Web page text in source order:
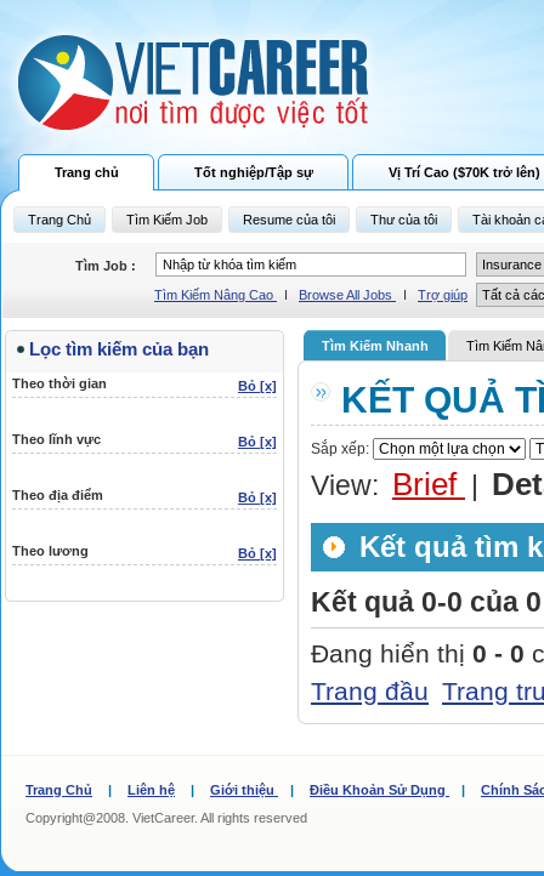
Trang chủ Tốt nghiệp/Tập sự Vị Trí Cao ($70K trở lên)
Trang Chủ Tìm Kiếm Job Resume của tôi Thư của tôi Tài khoản
Tìm Job :
Tìm Kiếm Nâng Cao
I Browse All Jobs I Trợ giúp
Lọc tìm kiếm của bạn
Theo thời gian Bỏ [x]
Theo lĩnh vực Bỏ [x]
Theo địa điểm Bỏ [x]
Theo lương Bỏ [x]
Tìm Kiếm Nhanh Tìm Kiếm
KẾT QUẢ
Sắp xếp:
View: Brief
Kết quả tìm
Kết quả 0-0 của 0
Đang hiển thị 0 - 0
Trang đầu Trang
Trang Chủ | Liên hệ | Giới thiệu | Điều Khoản Sử Dụng |
Chính
Copyright@2008. VietCareer. All rights reserved